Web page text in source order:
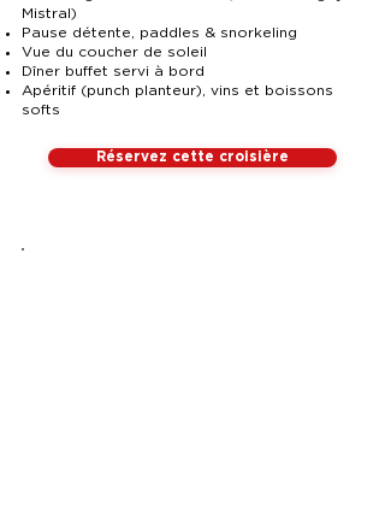
Mistral)
Pause détente, paddles & snorkeling
Vue du coucher de soleil
Dîner buffet servi à bord
Apéritif (punch planteur), vins et boissons
softs
Réservez cette croisière